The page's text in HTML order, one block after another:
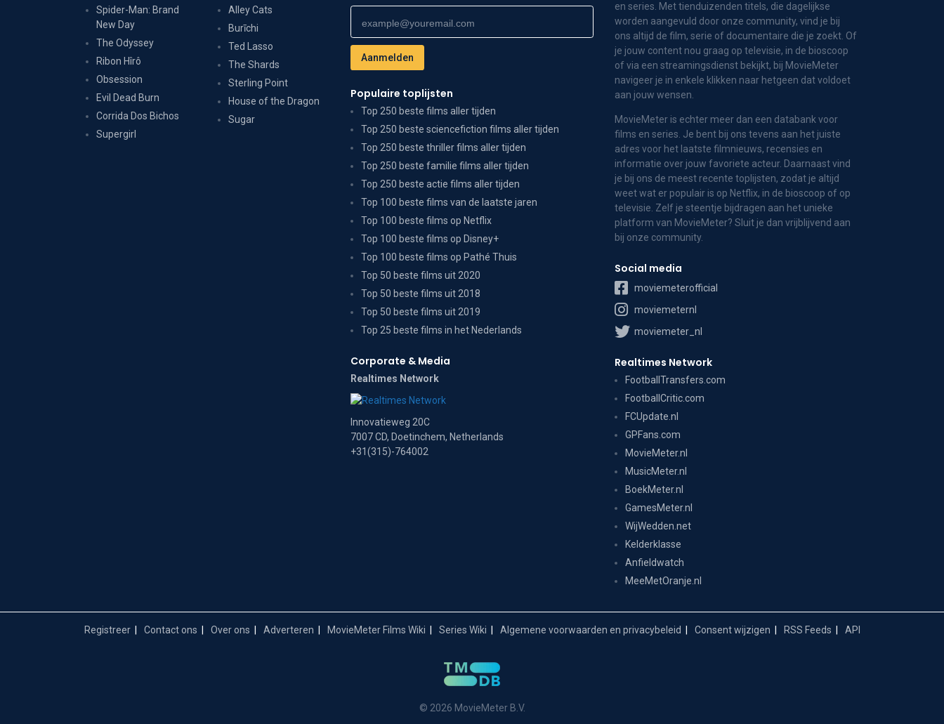
Spider-Man: Brand
New Day
The Odyssey
Ribon Hîrô
Obsession
Evil Dead Burn
Corrida Dos Bichos
Supergirl
Alley Cats
Burīchi
Ted Lasso
The Shards
Sterling Point
House of the Dragon
Sugar
Populaire toplijsten
Top 250 beste films aller tijden
Top 250 beste sciencefiction films aller tijden
Top 250 beste thriller films aller tijden
Top 250 beste familie films aller tijden
Top 250 beste actie films aller tijden
Top 100 beste films van de laatste jaren
Top 100 beste films op Netflix
Top 100 beste films op Disney+
Top 100 beste films op Pathé Thuis
Top 50 beste films uit 2020
Top 50 beste films uit 2018
Top 50 beste films uit 2019
Top 25 beste films in het Nederlands
Corporate & Media
Realtimes Network
Innovatieweg 20C
7007 CD, Doetinchem, Netherlands
+31(315)-764002
en series. Met tienduizenden titels, die dagelijkse
worden aangevuld door onze community, vind je bij
ons altijd de film, serie of documentaire die je zoekt. Of
je jouw content nou graag op televisie, in de bioscoop
of via een streamingsdienst bekijkt, bij MovieMeter
navigeer je in enkele klikken naar hetgeen dat voldoet
aan jouw wensen.
MovieMeter is echter meer dan een databank voor
films en series. Je bent bij ons tevens aan het juiste
adres voor het laatste filmnieuws, recensies en
informatie over jouw favoriete acteur. Daarnaast vind
je bij ons de meest recente toplijsten, zodat je altijd
weet wat er populair is op Netflix, in de bioscoop of op
televisie. Zelf je steentje bijdragen aan het unieke
platform van MovieMeter? Sluit je dan vrijblijvend aan
bij onze community.
Social media
moviemeterofficial
moviemeternl
moviemeter_nl
Realtimes Network
FootballTransfers.com
FootballCritic.com
FCUpdate.nl
GPFans.com
MovieMeter.nl
MusicMeter.nl
BoekMeter.nl
GamesMeter.nl
WijWedden.net
Kelderklasse
Anfieldwatch
MeeMetOranje.nl
Registreer Contact ons Over ons Adverteren MovieMeter Films Wiki Series Wiki Algemene voorwaarden en privacybeleid Consent wijzigen RSS Feeds API
© 2026 MovieMeter B.V.